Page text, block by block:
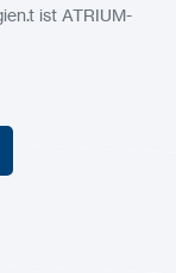
ist ATRIUM-